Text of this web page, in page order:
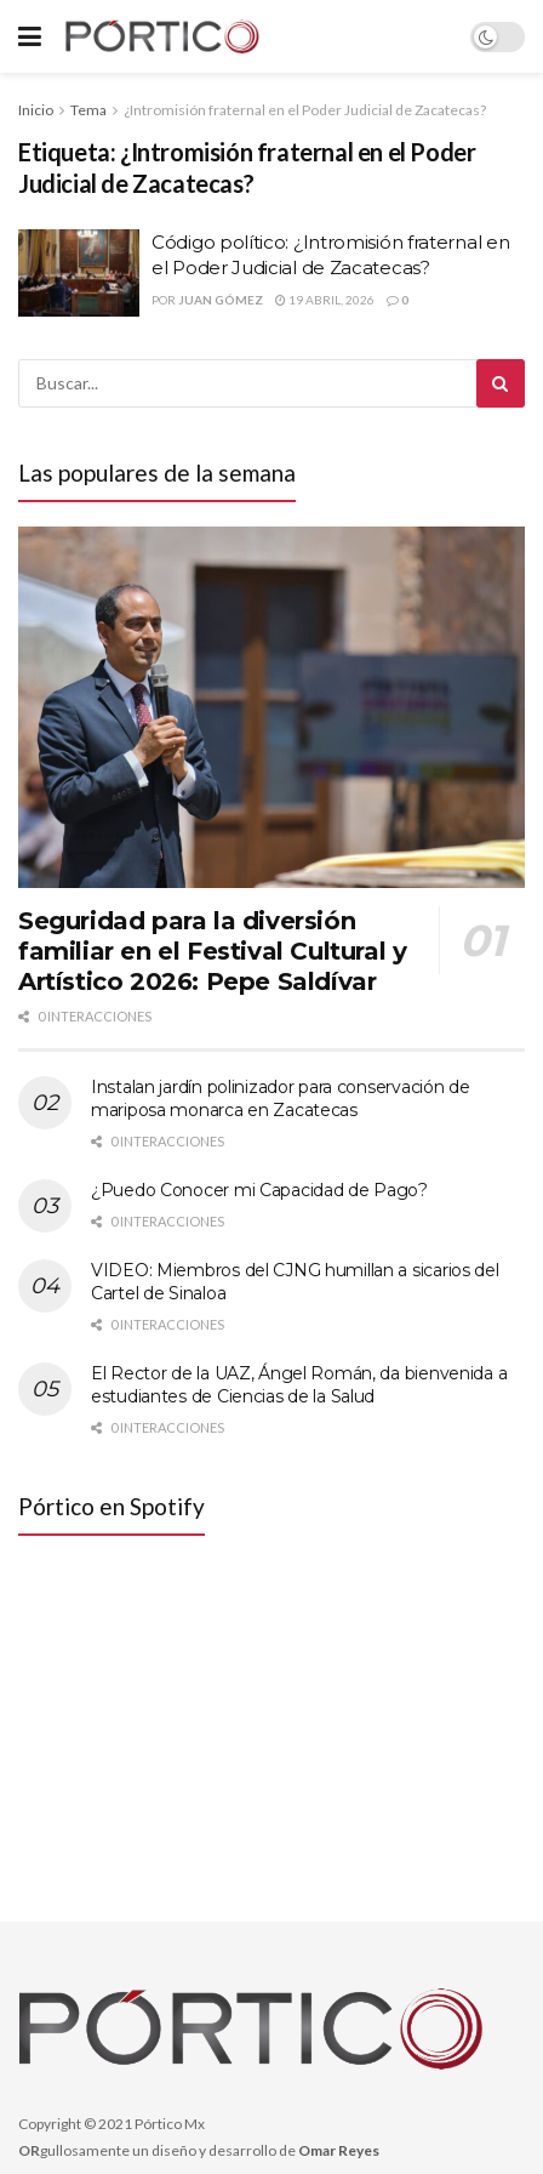
Inicio Tema ¿Intromisión fraternal en el Poder Judicial de Zacatecas?
Etiqueta: ¿Intromisión fraternal en el Poder
Judicial de Zacatecas?
Código político: ¿Intromisión fraternal en
el Poder Judicial de Zacatecas?
POR JUAN GÓMEZ 19 ABRIL, 2026 0
Las populares de la semana
Seguridad para la diversión
familiar en el Festival Cultural y
Artístico 2026: Pepe Saldívar
0 INTERACCIONES
Instalan jardín polinizador para conservación de
mariposa monarca en Zacatecas
0 INTERACCIONES
¿Puedo Conocer mi Capacidad de Pago?
0 INTERACCIONES
VIDEO: Miembros del CJNG humillan a sicarios del
Cartel de Sinaloa
0 INTERACCIONES
El Rector de la UAZ, Ángel Román, da bienvenida a
estudiantes de Ciencias de la Salud
0 INTERACCIONES
Pórtico en Spotify
Copyright © 2021 Pórtico Mx
ORgullosamente un diseño y desarrollo de Omar Reyes